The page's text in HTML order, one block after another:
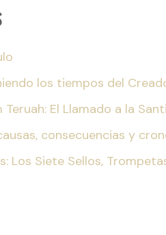
los tiempos del
El Llamado a la
consecuencias y
Los Siete Sellos,